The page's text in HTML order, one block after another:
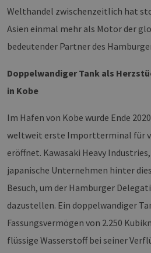
Welthandel zwischenzeitlich hat
Asien einmal mehr als Motor der
bedeutender Partner des
Doppelwandiger Tank als
in Kobe
Im Hafen von Kobe wurde Ende
weltweit erste Importterminal für
eröffnet. Kawasaki Heavy
japanische Unternehmen hinter
Besuch, um der Hamburger
dazustellen. Ein doppelwandiger
Fassungsvermögen von 2.250
flüssige Wasserstoff bei seiner